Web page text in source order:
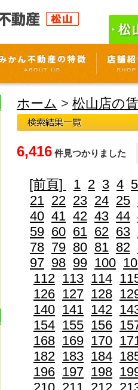
ホーム > 松山店の
6,416 件見つかりました
[前頁] 1 2 3 4 5
21 22 23 24 25
40 41 42 43 44
59 60 61 62 63
78 79 80 81 82
97 98 99 100
112 113 114
126 127 128
140 141 142
154 155 156
168 169 170
182 183 184
196 197 198